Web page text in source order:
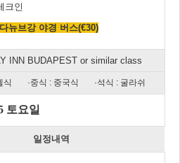
크인
다뉴브강 야경 버스(€30)
INN BUDAPEST or similar class
식 ·중식 : 중국식 ·석식 : 굴라쉬
토요일
일정내역